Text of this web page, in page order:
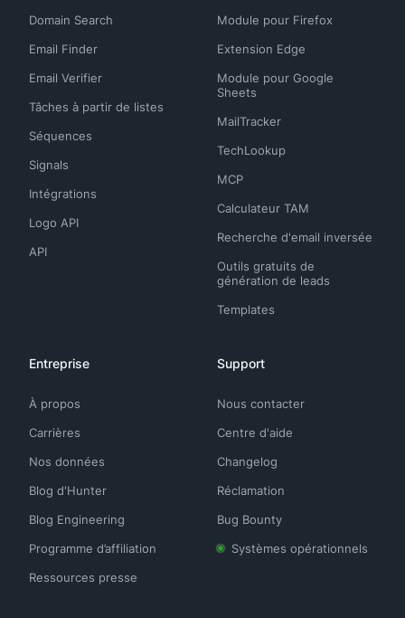
Domain Search
Email Finder
Email Verifier
Tâches à partir de listes
Séquences
Signals
Intégrations
Logo API
API
Module pour Firefox
Extension Edge
Module pour Google
Sheets
MailTracker
TechLookup
MCP
Calculateur TAM
Recherche d'email inversée
Outils gratuits de
génération de leads
Templates
Entreprise
À propos
Carrières
Nos données
Blog d'Hunter
Blog Engineering
Programme d’affiliation
Ressources presse
Support
Nous contacter
Centre d'aide
Changelog
Réclamation
Bug Bounty
Systèmes opérationnels